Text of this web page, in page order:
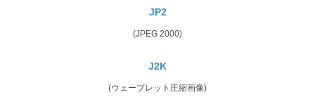
JP2
(JPEG 2000)
J2K
(ウェーブレット圧縮画像)